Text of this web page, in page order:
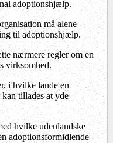
adoptionshjælp.
må alene
til adoptionshjælp.
nærmere regler om en
virksomhed.
i hvilke lande en
tillades at yde
hvilke udenlandske
adoptionsformidlende